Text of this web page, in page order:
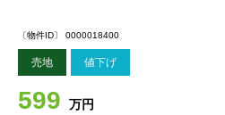
〔物件ID〕 0000018400
売地 値下げ
599 万円